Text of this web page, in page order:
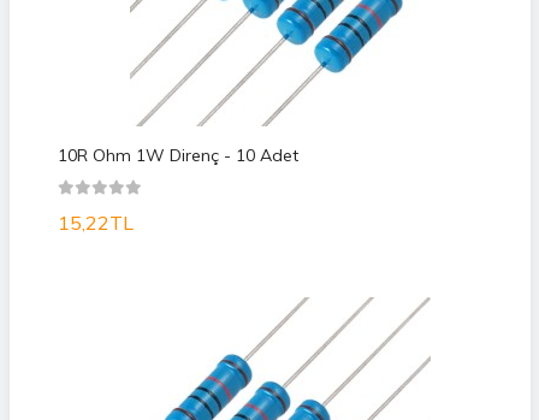
10R Ohm 1W Direnç - 10 Adet
15,22TL